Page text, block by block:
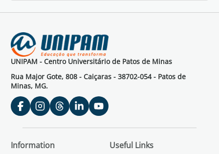
UNIPAM - Centro Universitário de Patos de Minas
Rua Major Gote, 808 - Caiçaras - 38702-054 - Patos de
Minas, MG.
Information Useful Links